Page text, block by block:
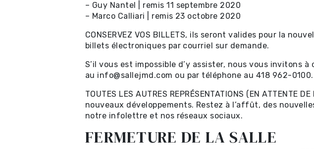
– Guy Nantel | remis 11 septembre 2020
– Marco Calliari | remis 23 octobre 2020
CONSERVEZ VOS BILLETS, ils seront valides pour la
billets électroniques par courriel sur demande.
S’il vous est impossible d’y assister, nous vous invitons
au info@sallejmd.com ou par téléphone au 418 962-0100.
TOUTES LES AUTRES REPRÉSENTATIONS (EN
nouveaux développements. Restez à l’affût, des
notre infolettre et nos réseaux sociaux.
FERMETURE DE LA SALLE
Location et services